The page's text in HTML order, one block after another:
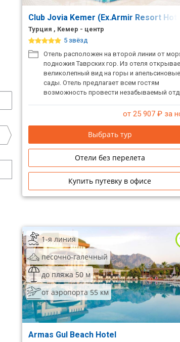
Club Jovia Kemer (Ex.Armir Resort
Турция , Кемер - центр
5 звёзд
Отель расположен на второй линии от
подножия Таврских гор. Из отеля
великолепный вид на горы и апельсиновые
сады. Отель предлагает всем гостям
возможность провести незабываемый
от 25 907 ₽ за
Выбрать тур
Отели без перелета
Купить путевку в офисе
1-я линия
песочно-галечный
до пляжа 50 м
от аэропорта 55 км
Armas Gul Beach Hotel